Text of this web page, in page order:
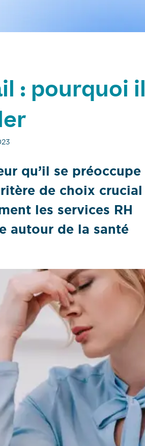
: pourquoi il
qu’il se préoccupe
de choix crucial
les services RH
autour de la santé